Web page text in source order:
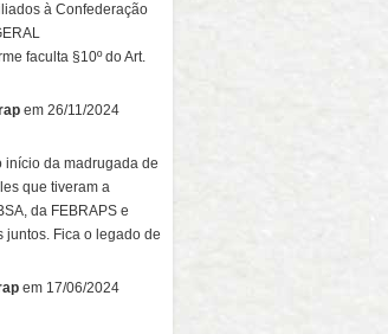
à Confederação
faculta §10º do Art.
em 26/11/2024
início da madrugada de
que tiveram a
da FEBRAPS e
juntos. Fica o legado de
em 17/06/2024